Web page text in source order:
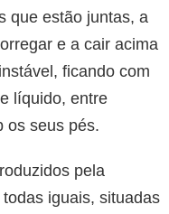
que estão juntas, a
e a cair acima
ficando com
líquido, entre
os seus pés.
pela
iguais, situadas